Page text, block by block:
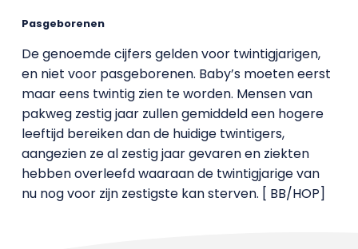
Pasgeborenen
De genoemde cijfers gelden voor twintigjarigen,
en niet voor pasgeborenen. Baby’s moeten eerst
maar eens twintig zien te worden. Mensen van
pakweg zestig jaar zullen gemiddeld een hogere
leeftijd bereiken dan de huidige twintigers,
aangezien ze al zestig jaar gevaren en ziekten
hebben overleefd waaraan de twintigjarige van
nu nog voor zijn zestigste kan sterven. [ BB/HOP]